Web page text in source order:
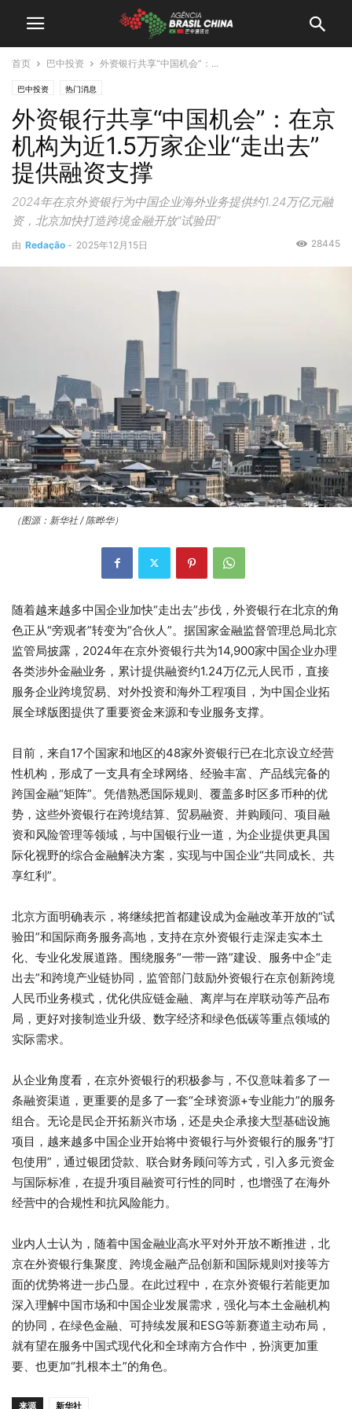
首页 巴中投资 外资银行共享“中国机会”：...
巴中投资 热门消息
外资银行共享“中国机会”：在京
机构为近1.5万家企业“走出去”
提供融资支撑
2024年在京外资银行为中国企业海外业务提供约1.24万亿元融
资，北京加快打造跨境金融开放“试验田”
由 Redação - 2025年12月15日 28445
（图源：新华社 / 陈晔华）
随着越来越多中国企业加快“走出去”步伐，外资银行在北京的角
色正从“旁观者”转变为“合伙人”。据国家金融监督管理总局北京
监管局披露，2024年在京外资银行共为14,900家中国企业办理
各类涉外金融业务，累计提供融资约1.24万亿元人民币，直接
服务企业跨境贸易、对外投资和海外工程项目，为中国企业拓
展全球版图提供了重要资金来源和专业服务支撑。
目前，来自17个国家和地区的48家外资银行已在北京设立经营
性机构，形成了一支具有全球网络、经验丰富、产品线完备的
跨国金融“矩阵”。凭借熟悉国际规则、覆盖多时区多币种的优
势，这些外资银行在跨境结算、贸易融资、并购顾问、项目融
资和风险管理等领域，与中国银行业一道，为企业提供更具国
际化视野的综合金融解决方案，实现与中国企业“共同成长、共
享红利”。
北京方面明确表示，将继续把首都建设成为金融改革开放的“试
验田”和国际商务服务高地，支持在京外资银行走深走实本土
化、专业化发展道路。围绕服务“一带一路”建设、服务中企“走
出去”和跨境产业链协同，监管部门鼓励外资银行在京创新跨境
人民币业务模式，优化供应链金融、离岸与在岸联动等产品布
局，更好对接制造业升级、数字经济和绿色低碳等重点领域的
实际需求。
从企业角度看，在京外资银行的积极参与，不仅意味着多了一
条融资渠道，更重要的是多了一套“全球资源+专业能力”的服务
组合。无论是民企开拓新兴市场，还是央企承接大型基础设施
项目，越来越多中国企业开始将中资银行与外资银行的服务“打
包使用”，通过银团贷款、联合财务顾问等方式，引入多元资金
与国际标准，在提升项目融资可行性的同时，也增强了在海外
经营中的合规性和抗风险能力。
业内人士认为，随着中国金融业高水平对外开放不断推进，北
京在外资银行集聚度、跨境金融产品创新和国际规则对接等方
面的优势将进一步凸显。在此过程中，在京外资银行若能更加
深入理解中国市场和中国企业发展需求，强化与本土金融机构
的协同，在绿色金融、可持续发展和ESG等新赛道主动布局，
就有望在服务中国式现代化和全球南方合作中，扮演更加重
要、也更加“扎根本土”的角色。
来源 新华社